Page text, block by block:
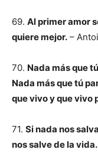
69. Al primer amor
quiere mejor. –
70. Nada más que
Nada más que tú
que vivo y que vivo
71. Si nada nos
nos salve de la vida.